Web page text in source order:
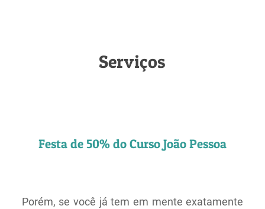
Serviços
Festa de 50% do Curso João Pessoa
Porém, se você já tem em mente exatamente